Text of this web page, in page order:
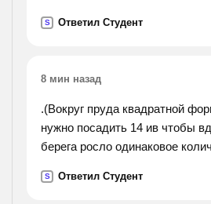
S Ответил Студент
8 мин назад
.(Вокруг пруда квадратной
нужно посадить 14 ив чтобы
берега росло одинаковое
S Ответил Студент